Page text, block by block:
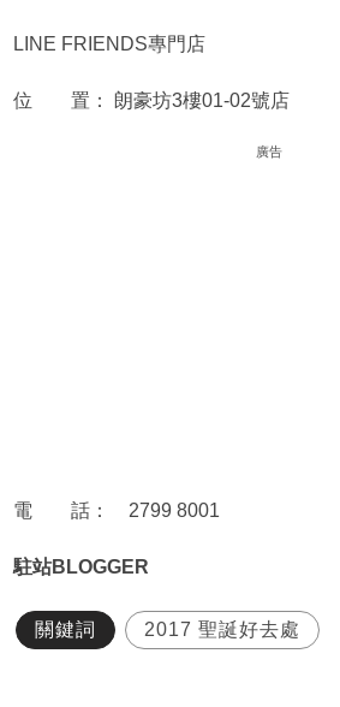
LINE FRIENDS專門店
位 置： 朗豪坊3樓01-02號店
廣告
電 話： 2799 8001
駐站BLOGGER
關鍵詞 2017 聖誕好去處